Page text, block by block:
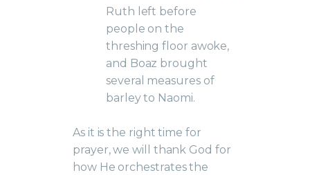
Ruth left before
people on the
threshing floor awoke,
and Boaz brought
several measures of
barley to Naomi.
As it is the right time for
prayer, we will thank God for
how He orchestrates the